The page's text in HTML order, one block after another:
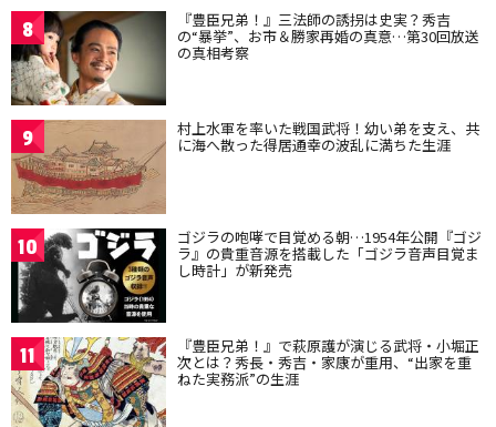
8 『豊臣兄弟！』三法師の誘拐は史実？秀吉
の“暴挙”、お市＆勝家再婚の真意…第30回放送
の真相考察
9 村上水軍を率いた戦国武将！幼い弟を支え、共
に海へ散った得居通幸の波乱に満ちた生涯
10 ゴジラの咆哮で目覚める朝…1954年公開『ゴジ
ラ』の貴重音源を搭載した「ゴジラ音声目覚ま
し時計」が新発売
11 『豊臣兄弟！』で萩原護が演じる武将・小堀正
次とは？秀長・秀吉・家康が重用、“出家を重
ねた実務派”の生涯